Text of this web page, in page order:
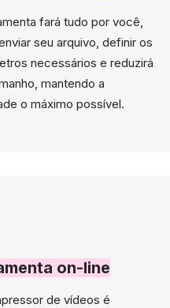
fará tudo por você,
seu arquivo, definir os
necessários e reduzirá
mantendo a
o máximo possível.
on-line
de vídeos é